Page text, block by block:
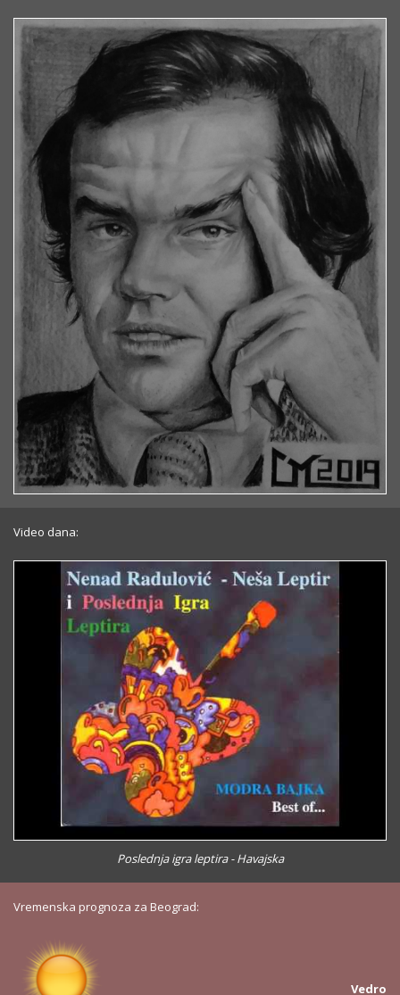
Video dana:
Poslednja igra leptira - Havajska
Vremenska prognoza za Beograd:
Vedro